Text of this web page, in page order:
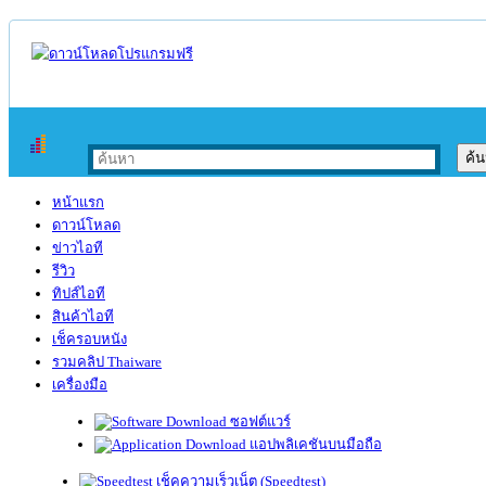
หน้าแรก
ดาวน์โหลด
ข่าวไอที
รีวิว
ทิปส์ไอที
สินค้าไอที
เช็ครอบหนัง
รวมคลิป Thaiware
เครื่องมือ
ซอฟต์แวร์
แอปพลิเคชันบนมือถือ
เช็คความเร็วเน็ต (Speedtest)